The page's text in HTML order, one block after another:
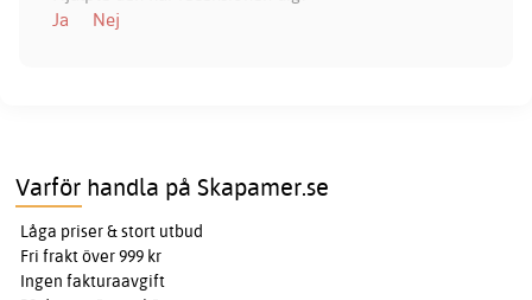
Ja
Nej
Varför handla på Skapamer.se
Låga priser & stort utbud
Fri frakt över 999 kr
Ingen fakturaavgift